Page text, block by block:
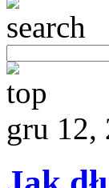
gru 12,